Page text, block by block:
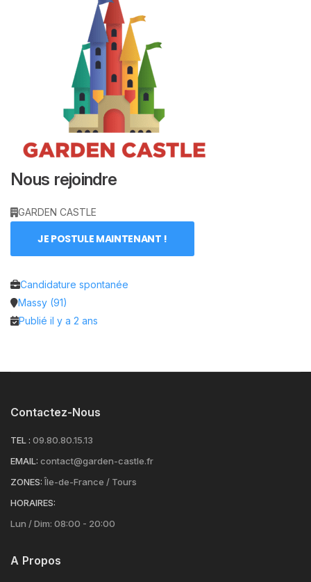
Nous rejoindre
GARDEN CASTLE
JE POSTULE MAINTENANT !
Candidature spontanée
Massy (91)
Publié il y a 2 ans
Contactez-Nous
TEL : 09.80.80.15.13
EMAIL: contact@garden-castle.fr
ZONES: Île-de-France / Tours
HORAIRES:
Lun / Dim: 08:00 - 20:00
A Propos